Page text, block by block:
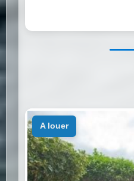
a louer